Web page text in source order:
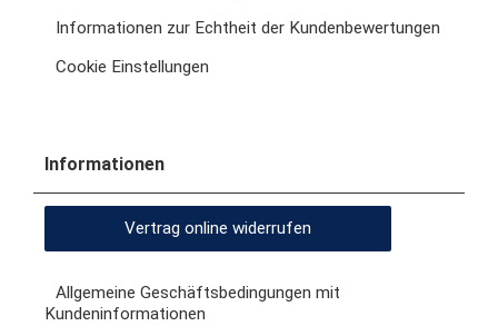
Informationen zur Echtheit der Kundenbewertungen
Cookie Einstellungen
Informationen
Vertrag online widerrufen
Allgemeine Geschäftsbedingungen mit
Kundeninformationen